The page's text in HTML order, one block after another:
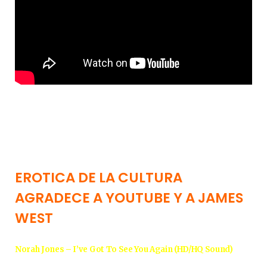
EROTICA DE LA CULTURA
AGRADECE A YOUTUBE Y A JAMES
WEST
Norah Jones – I’ve Got To See You Again (HD/HQ Sound)